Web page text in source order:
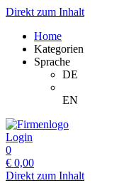
Direkt zum Inhalt
Home
Kategorien
Sprache
DE
EN
Login
0
€ 0,00
Direkt zum Inhalt